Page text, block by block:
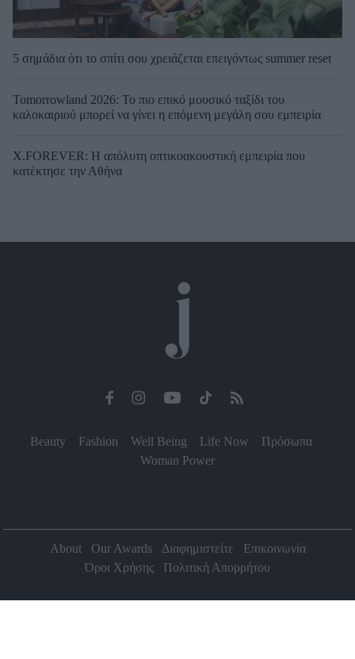
5 σημάδια ότι το σπίτι σου χρειάζεται επειγόντως summer reset
Tomorrowland 2026: Το πιο επικό μουσικό ταξίδι του
καλοκαιριού μπορεί να γίνει η επόμενη μεγάλη σου εμπειρία
X.FOREVER: Η απόλυτη οπτικοακουστική εμπειρία που
κατέκτησε την Αθήνα
Beauty Fashion Well Being Life Now
Πρόσωπα
Woman Power
About Our Awards Διαφημιστείτε
Επικοινωνία
Όροι Χρήσης
Πολιτική Απορρήτου